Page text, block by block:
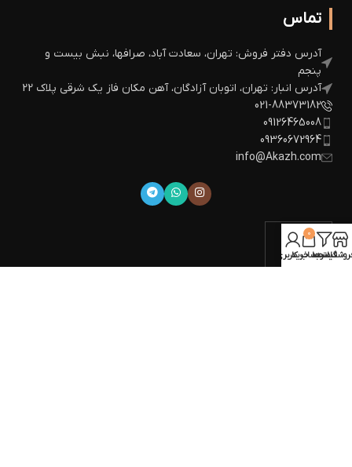
تماس
آدرس دفتر فروش: تهران، سعادت آباد، صرافها، نبش بیست و
پنجم
آدرس انبار: تهران، اتوبان آزادگان، آهن مکان فاز یک شرقی پلاک 22
021-88373182
09126465008
09360672964
info@Akazh.com
فیلترها
0
سبد خرید
حساب کاربری من